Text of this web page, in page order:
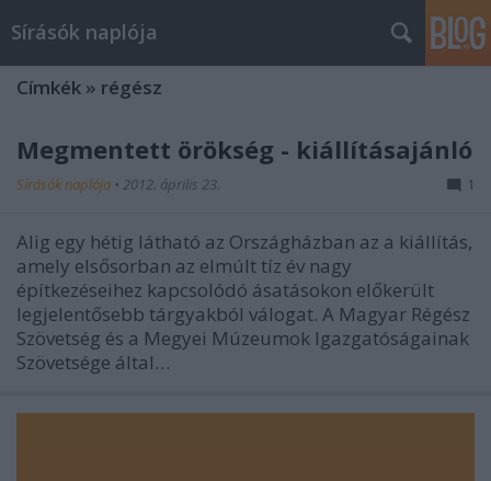
Sírásók naplója
Címkék » régész
Megmentett örökség - kiállításajánló
Sírásók naplója • 2012. április 23. 1
Alig egy hétig látható az Országházban az a kiállítás,
amely elsősorban az elmúlt tíz év nagy
építkezéseihez kapcsolódó ásatásokon előkerült
legjelentősebb tárgyakból válogat. A Magyar Régész
Szövetség és a Megyei Múzeumok Igazgatóságainak
Szövetsége által…